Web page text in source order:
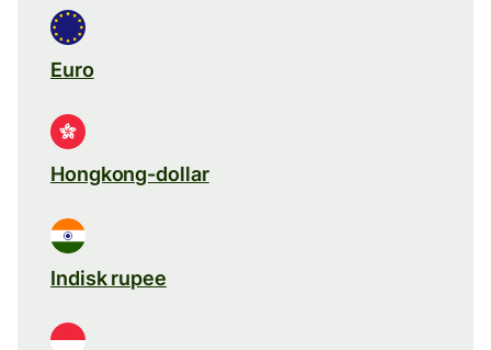
Euro
Hongkong-dollar
Indisk rupee